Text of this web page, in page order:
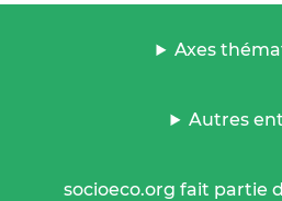
Axes
Autres
socioeco.org fait partie